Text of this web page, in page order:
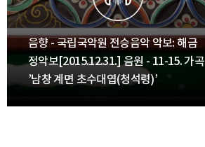
음향 - 국립국악원 전승음악 악보: 해금
정악보[2015.12.31.] 음원 - 11-15. 가곡
’남창 계면 초수대엽(청석령)’